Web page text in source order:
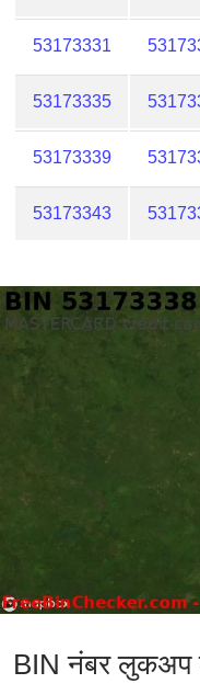
53173331
53173335
53173339
53173343
BIN नंबर लुकअप